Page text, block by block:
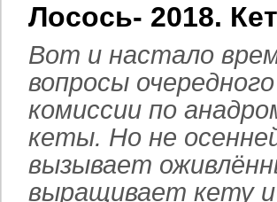
​Лосось- 2018.
Вот и настало
вопросы
комиссии по
кеты. Но не
вызывает
выращивает кету